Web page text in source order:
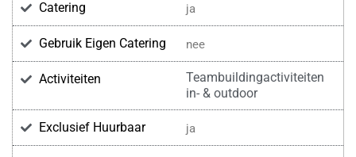
Catering ja
Gebruik Eigen Catering nee
Activiteiten
Teambuildingactiviteiten
in- & outdoor
Exclusief Huurbaar ja